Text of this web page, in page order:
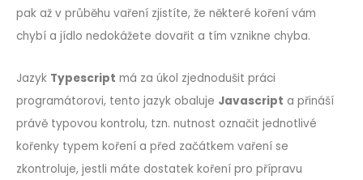
pak až v průběhu vaření zjistíte, že některé koření vám
chybí a jídlo nedokážete dovařit a tím vznikne chyba.
Jazyk Typescript má za úkol zjednodušit práci
programátorovi, tento jazyk obaluje Javascript a přináší
právě typovou kontrolu, tzn. nutnost označit jednotlivé
kořenky typem koření a před začátkem vaření se
zkontroluje, jestli máte dostatek koření pro přípravu